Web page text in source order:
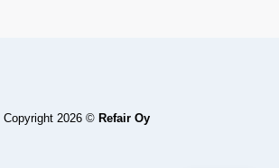
Copyright 2026 © Refair Oy